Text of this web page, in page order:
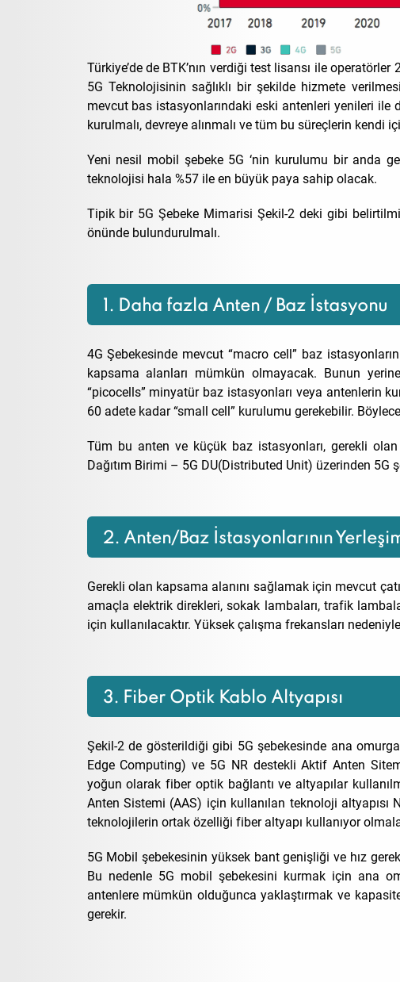
Türkiye’de de BTK’nın verdiği test lisansı ile
5G Teknolojisinin sağlıklı bir şekilde hizmete
mevcut bas istasyonlarındaki eski antenleri yenileri ile
kurulmalı, devreye alınmalı ve tüm bu süreçlerin kendi
Yeni nesil mobil şebeke 5G ‘nin kurulumu bir anda
teknolojisi hala %57 ile en büyük paya sahip olacak.
Tipik bir 5G Şebeke Mimarisi Şekil-2 deki gibi
önünde bulundurulmalı.
1. Daha fazla Anten / Baz İstasyonu
4G Şebekesinde mevcut “macro cell” baz
kapsama alanları mümkün olmayacak. Bunun
“picocells” minyatür baz istasyonları veya antenlerin
60 adete kadar “small cell” kurulumu gerekebilir.
Tüm bu anten ve küçük baz istasyonları, gerekli
Dağıtım Birimi – 5G DU(Distributed Unit) üzerinden 5G
2. Anten/Baz İstasyonlarının
Gerekli olan kapsama alanını sağlamak için mevcut
amaçla elektrik direkleri, sokak lambaları, trafik
için kullanılacaktır. Yüksek çalışma frekansları
3. Fiber Optik Kablo Altyapısı
Şekil-2 de gösterildiği gibi 5G şebekesinde ana
Edge Computing) ve 5G NR destekli Aktif Anten
yoğun olarak fiber optik bağlantı ve altyapılar
Anten Sistemi (AAS) için kullanılan teknoloji altyapısı
teknolojilerin ortak özelliği fiber altyapı kullanıyor
5G Mobil şebekesinin yüksek bant genişliği ve hız
Bu nedenle 5G mobil şebekesini kurmak için ana
antenlere mümkün olduğunca yaklaştırmak ve
gerekir.